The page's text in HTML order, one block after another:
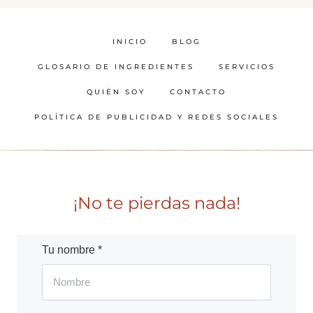
INICIO BLOG
GLOSARIO DE INGREDIENTES SERVICIOS
QUIÉN SOY CONTACTO
POLÍTICA DE PUBLICIDAD Y REDES SOCIALES
¡No te pierdas nada!
Tu nombre *